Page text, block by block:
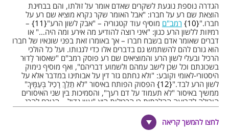
הגדרה נוספת נוגעת לשקרים שאדם אומר על זולתו, והם בבחינת
הוצאת שם רע על חברו: "אבל האומר שקר נקרא מוציא שם רע על
חברו." 10 רמב"ם מוסיף עוד קטגוריה – "אבק לשון הרע" 11
–
רמיזות ללשון הרע כגון: "איני רוצה להודיע מה אירע ומה היה…" או
דברים שאומר אדם בשבח חברו – אך באומרו זאת בפני שונאיו של חברו
הוא גורם להם להשתמש גם בדברים אלו כדי לגנותו. ועל כל הולכי
הרכיל ובעלי לשון הרע והמוציאים שם רע פוסק רמב"ם "שאסור לָדוּר
בשכונתם וכל שכן לישב עמהם ולשמוע דבריהם", ואף מוסיף נימוק
היסטורי-לאומי וקובע: "ולא נחתם גזר דין על אבותינו במדבר אלא על
לשון הרע לבד." 12 הפסוק הפותח באיסור "לֹא תֵלֵךְ רָכִיל בְּעַמֶּיךָ"
ממשיך באיסור "לא תעמוד על דם רעך", והסמיכות בין שני האיסורים
הובילה לקביעה ההלכתית כי הרכילות היא "עוון גדול… הגורם להרג
נפשות רבות בישראל…" 13
הרב ישראל מאיר הכהןעוסק בספריו באיסור לשון הרע – ובדרכים
להימנע מעבירה על איסור זה – ועם זאת מגדיר מקרים שבהם חובה
לחצו להמשך קריאה